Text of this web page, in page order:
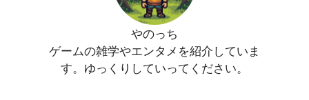
やのっち
ゲームの雑学やエンタメを紹介していま
す。ゆっくりしていってください。